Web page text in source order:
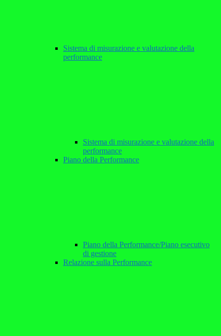
Sistema di misurazione e valutazione della
performance
Sistema di misurazione e valutazione della
performance
Piano della Performance
Piano della Performance/Piano esecutivo
di gestione
Relazione sulla Performance